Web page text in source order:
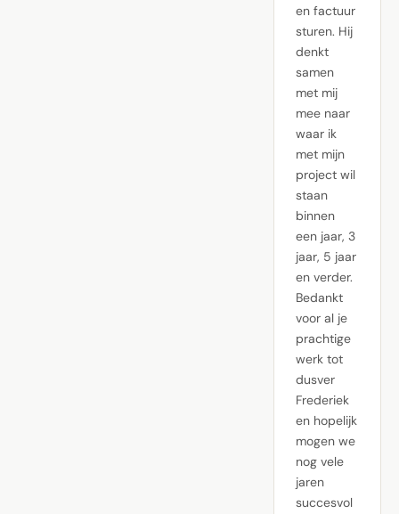
en factuur
sturen. Hij
denkt
samen
met mij
mee naar
waar ik
met mijn
project wil
staan
binnen
een jaar, 3
jaar, 5 jaar
en verder.
Bedankt
voor al je
prachtige
werk tot
dusver
Frederiek
en hopelijk
mogen we
nog vele
jaren
succesvol